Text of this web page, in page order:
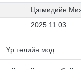
Цэгмидийн
2025.11.03
Үр төлийн мод